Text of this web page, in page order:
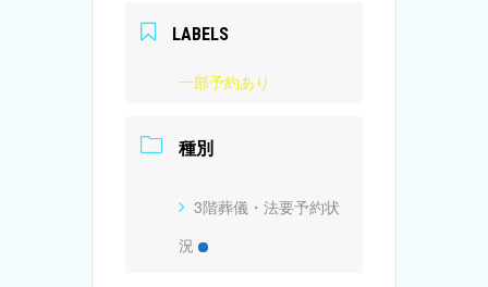
LABELS
一部予約あり
種別
3階葬儀・法要予約状
況